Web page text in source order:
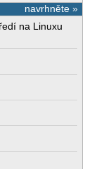
navrhněte »
na Linuxu